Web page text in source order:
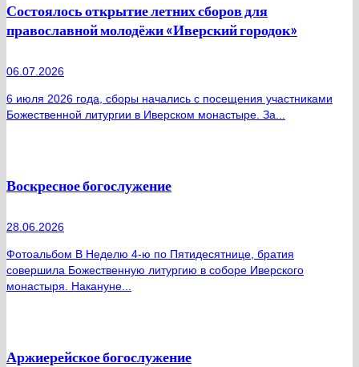
Состоялось открытие летних сборов для
православной молодёжи «Иверский городок»
06.07.2026
6 июля 2026 года, сборы начались с посещения участниками
Божественной литургии в Иверском монастыре. За...
Воскресное богослужение
28.06.2026
Фотоальбом В Неделю 4-ю по Пятидесятнице, братия
совершила Божественную литургию в соборе Иверского
монастыря. Накануне...
Аржиерейское богослужение